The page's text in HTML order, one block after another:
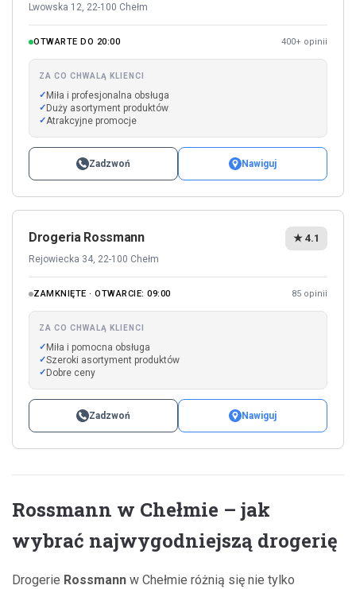
Lwowska 12, 22-100 Chełm
OTWARTE DO 20:00 400+ opinii
ZA CO CHWALĄ KLIENCI
Miła i profesjonalna obsługa
Duży asortyment produktów
Atrakcyjne promocje
Zadzwoń Nawiguj
Drogeria Rossmann
Rejowiecka 34, 22-100 Chełm
★ 4.1
ZAMKNIĘTE · OTWARCIE: 09:00 85 opinii
ZA CO CHWALĄ KLIENCI
Miła i pomocna obsługa
Szeroki asortyment produktów
Dobre ceny
Zadzwoń Nawiguj
Rossmann w Chełmie – jak
wybrać najwygodniejszą drogerię
Drogerie Rossmann w Chełmie różnią się nie tylko